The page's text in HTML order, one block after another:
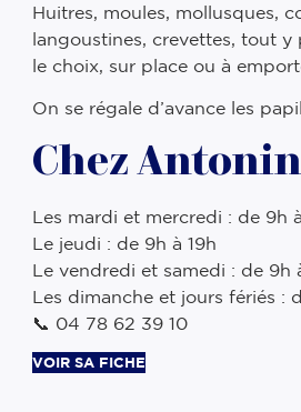
Huitres, moules, mollusques,
langoustines, crevettes, tout y
le choix, sur place ou à
On se régale d’avance les
Chez Antonin
Les mardi et mercredi : de 9h
Le jeudi : de 9h à 19h
Le vendredi et samedi : de 9h
Les dimanche et jours fériés :
📞 04 78 62 39 10
VOIR SA FICHE